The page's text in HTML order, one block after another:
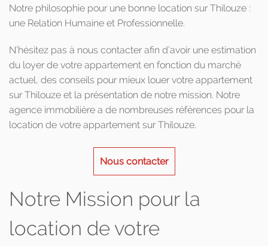
Notre philosophie pour une bonne location sur Thilouze :
une Relation Humaine et Professionnelle.
N’hésitez pas à nous contacter afin d’avoir une estimation
du loyer de votre appartement en fonction du marché
actuel, des conseils pour mieux louer votre appartement
sur Thilouze et la présentation de notre mission. Notre
agence immobilière a de nombreuses références pour la
location de votre appartement sur Thilouze.
Nous contacter
Notre Mission pour la
location de votre